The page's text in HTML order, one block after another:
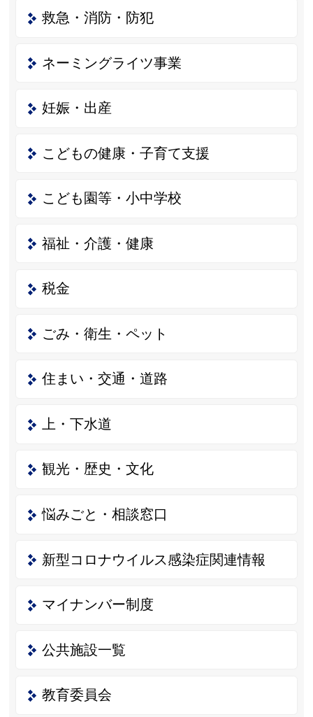
救急・消防・防犯
ネーミングライツ事業
妊娠・出産
こどもの健康・子育て支援
こども園等・小中学校
福祉・介護・健康
税金
ごみ・衛生・ペット
住まい・交通・道路
上・下水道
観光・歴史・文化
悩みごと・相談窓口
新型コロナウイルス感染症関連情報
マイナンバー制度
公共施設一覧
教育委員会